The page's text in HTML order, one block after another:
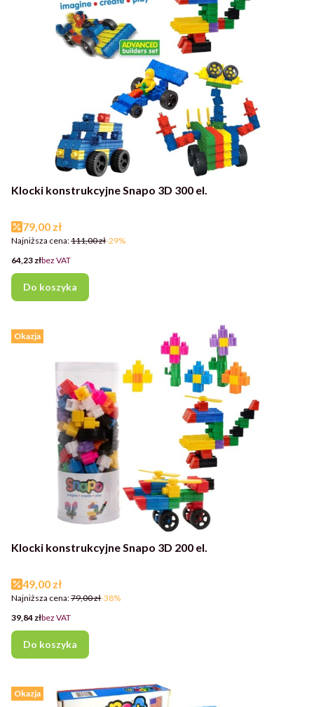
Klocki konstrukcyjne Snapo 3D 300 el.
Cena promocyjna
79,00 zł
Najniższa cena:111,00 zł-29%
Cena
64,23 złbez VAT
Do koszyka
Okazja
Klocki konstrukcyjne Snapo 3D 200 el.
Cena promocyjna
49,00 zł
Najniższa cena:79,00 zł-38%
Cena
39,84 złbez VAT
Do koszyka
Okazja